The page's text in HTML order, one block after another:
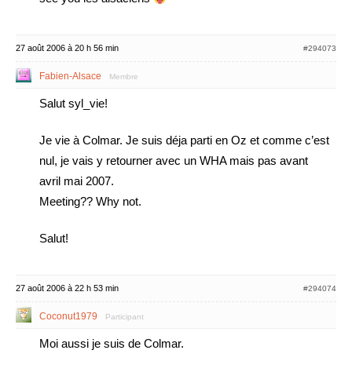
27 août 2006 à 20 h 56 min #294073
Fabien-Alsace Membre
Salut syl_vie!
Je vie à Colmar. Je suis déja parti en Oz et comme c’est
nul, je vais y retourner avec un WHA mais pas avant
avril mai 2007.
Meeting?? Why not.
Salut!
27 août 2006 à 22 h 53 min #294074
Coconut1979 Participant
Moi aussi je suis de Colmar.